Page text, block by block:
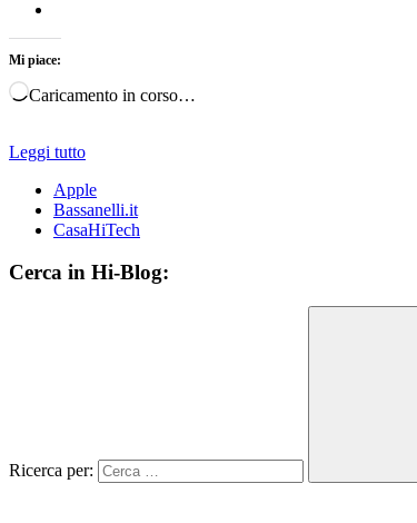
Mi piace:
Caricamento in corso…
Leggi tutto
Apple
Bassanelli.it
CasaHiTech
Cerca in Hi-Blog:
Ricerca per: